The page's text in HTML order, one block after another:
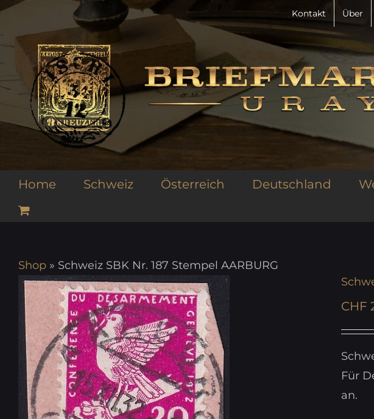
Zum
springen
Kontakt Über
Home Schweiz Österreich Deutschland
Shop » Schweiz SBK Nr. 187 Stempel AARBURG
CHF
Für
an.